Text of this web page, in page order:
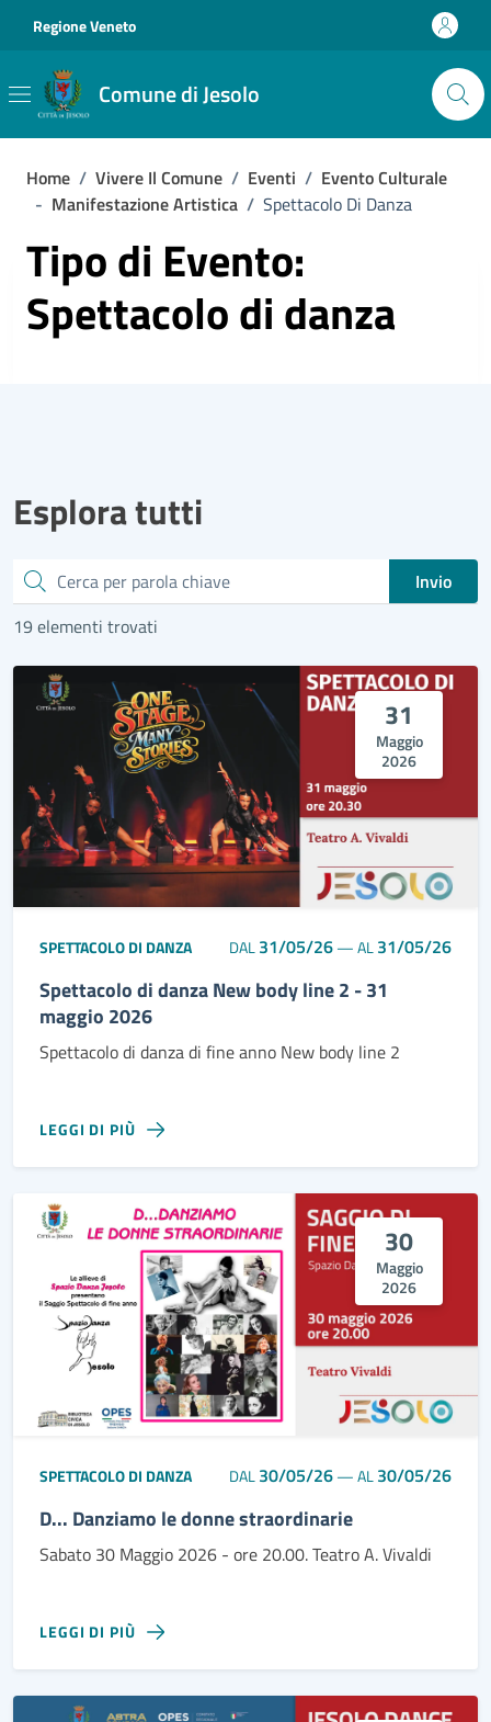
Regione Veneto
Comune di Jesolo
Home / Vivere Il Comune / Eventi / Evento Culturale
- Manifestazione Artistica / Spettacolo Di Danza
Tipo di Evento:
Spettacolo di danza
Esplora tutti
Cerca
Invio
19 elementi trovati
31
Maggio
2026
SPETTACOLO DI DANZA DAL31/05/26—AL31/05/26
Spettacolo di danza New body line 2 - 31
maggio 2026
Spettacolo di danza di fine anno New body line 2
LEGGI DI PIÙ
30
Maggio
2026
SPETTACOLO DI DANZA DAL30/05/26—AL30/05/26
D... Danziamo le donne straordinarie
Sabato 30 Maggio 2026 - ore 20.00. Teatro A. Vivaldi
LEGGI DI PIÙ